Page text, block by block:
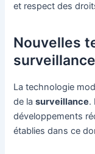
et respect des
Nouvelles
surveillance
La technologie
de lasurveillance.
développements
établies dans ce